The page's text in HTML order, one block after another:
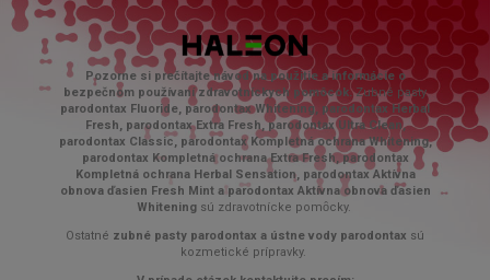
Pozorne si prečítajte návod na použitie a informácie o
bezpečnom používaní zdravotníckych pomôcok.Zubné pasty
parodontax Fluoride, parodontax Whitening, parodontax Herbal
Fresh, parodontax Extra Fresh, parodontax Ultra Clean,
parodontax Classic, parodontax Kompletná ochrana Whitening,
parodontax Kompletná ochrana Extra Fresh, parodontax
Kompletná ochrana Herbal Sensation, parodontax Aktívna
obnova ďasien Fresh Mint a parodontax Aktívna obnova ďasien
Whiteningsú zdravotnícke pomȏcky.
Ostatné zubné pasty parodontax a ústne vody parodontax sú
kozmetické prípravky.